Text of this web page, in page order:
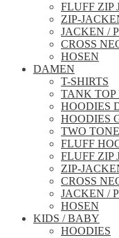
FLUFF ZIP
ZIP-
JACKEN /
CROSS
HOSEN
DAMEN
T-SHIRTS
TANK TOP
HOODIES
HOODIES
TWO
FLUFF
FLUFF ZIP
ZIP-
CROSS
JACKEN /
HOSEN
KIDS / BABY
HOODIES